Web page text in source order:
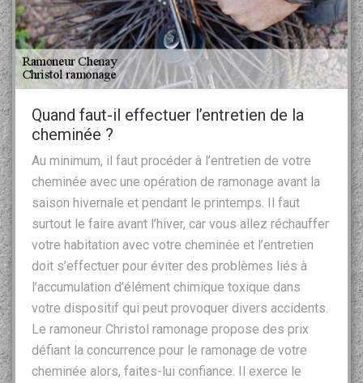
Quand faut-il effectuer l’entretien de la
cheminée ?
Au minimum, il faut procéder à l’entretien de votre
cheminée avec une opération de ramonage avant la
saison hivernale et pendant le printemps. Il faut
surtout le faire avant l’hiver, car vous allez réchauffer
votre habitation avec votre cheminée et l’entretien
doit s’effectuer pour éviter des problèmes liés à
l’accumulation d’élément chimique toxique dans
votre dispositif qui peut provoquer divers accidents.
Le ramoneur Christol ramonage propose des prix
défiant la concurrence pour le ramonage de votre
cheminée alors, faites-lui confiance. Il exerce le